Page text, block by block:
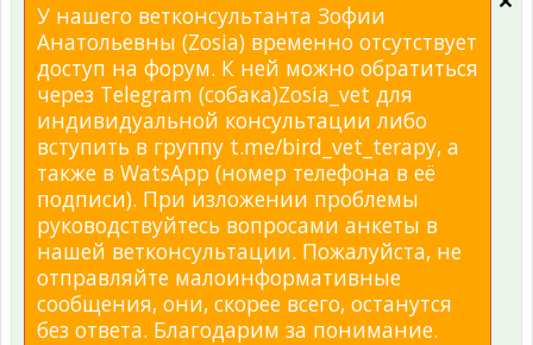
У нашего ветконсультанта Зофии
Анатольевны (Zosia) временно отсутствует
доступ на форум. К ней можно обратиться
через Telegram (собака)Zosia_vet для
индивидуальной консультации либо
вступить в группу t.me/bird_vet_terapy, а
также в WatsApp (номер телефона в её
подписи). При изложении проблемы
руководствуйтесь вопросами анкеты в
нашей ветконсультации. Пожалуйста, не
отправляйте малоинформативные
сообщения, они, скорее всего, останутся
без ответа. Благодарим за понимание.